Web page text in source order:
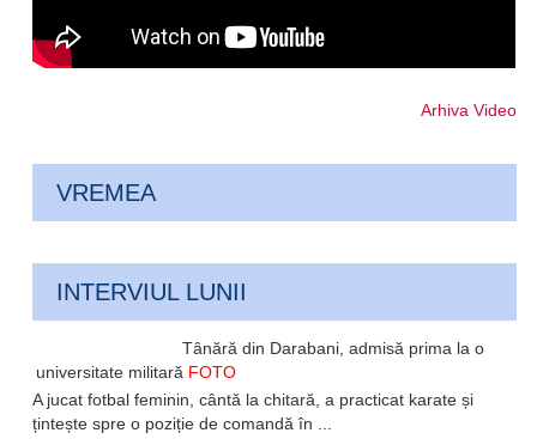
Arhiva Video
VREMEA
INTERVIUL LUNII
Tânără din Darabani, admisă prima la o
universitate militară FOTO
A jucat fotbal feminin, cântă la chitară, a practicat karate și
țintește spre o poziție de comandă în ...